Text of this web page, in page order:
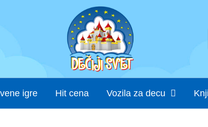
igre Hit cena Vozila za decu